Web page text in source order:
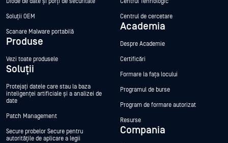
Diode de date și porți de securitate
Soluții OEM
Scanare Malware portabilă
Produse
Vezi toate produsele
Soluții
Protejați datele care stau la baza
inteligenței artificiale și a analizei de
date
Patch Management
Secure probelor Secure pentru
autoritățile de aplicare a legii
Centrul Tehnologic
Centrul de cercetare
Academia
Despre Academie
Certificări
Formare la fața locului
Programul de burse
Program de formare autorizat
Resurse
Compania